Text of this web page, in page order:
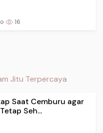
16
Jitu Terpercaya
Saat Cemburu agar
Seh...